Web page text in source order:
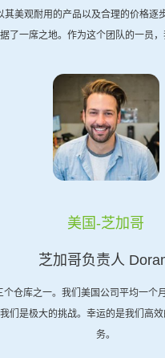
其美观耐用的产品以及合理的价格逐
了一席之地。作为这个团队的一员，
美国-芝加哥
芝加哥负责人
个仓库之一。我们美国公司平均一个
们是极大的挑战。幸运的是我们高
务。